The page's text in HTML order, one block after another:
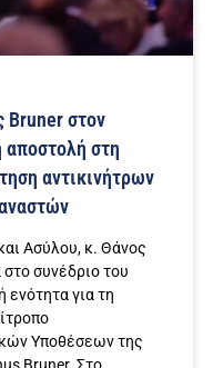
Bruner στον
αποστολή στη
αντικινήτρων
Ασύλου, κ. Θάνος
συνέδριο του
ενότητα για τη
Υποθέσεων της